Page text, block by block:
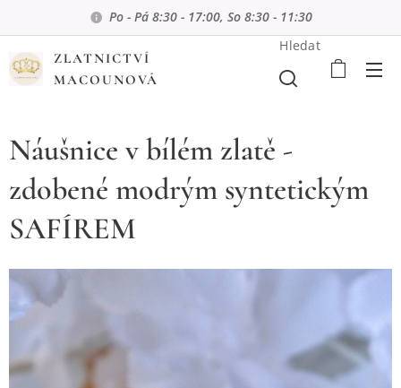
Po - Pá 8:30 - 17:00, So 8:30 - 11:30
ZLATNICTVÍ
MACOUNOVÁ
Hledat
Náušnice v bílém zlatě -
zdobené modrým syntetickým
SAFÍREM